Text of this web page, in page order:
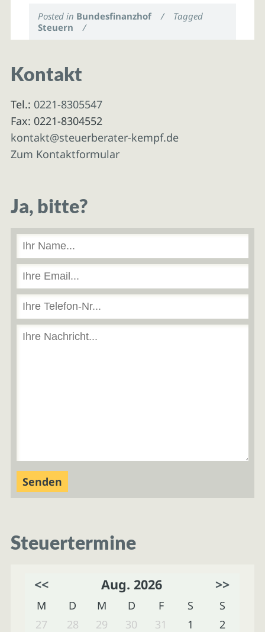
Posted in Bundesfinanzhof /
Tagged
Steuern
/
Kontakt
Tel.: 0221-8305547
Fax: 0221-8304552
kontakt@steuerberater-kempf.de
Zum Kontaktformular
Ja, bitte?
Steuertermine
<< Aug. 2026 >>
M D M D F S
S
27
28 29 30 31 1
2